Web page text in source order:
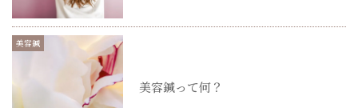
美容鍼
美容鍼って何？